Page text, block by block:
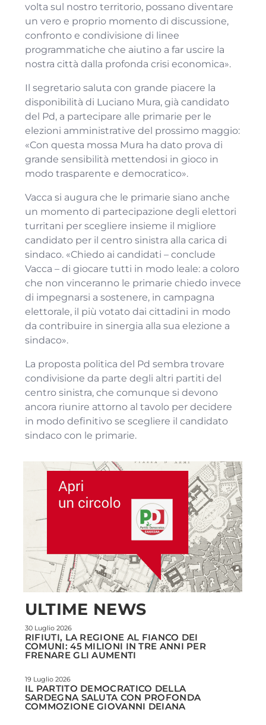
volta sul nostro territorio, possano diventare
un vero e proprio momento di discussione,
confronto e condivisione di linee
programmatiche che aiutino a far uscire la
nostra città dalla profonda crisi economica».
Il segretario saluta con grande piacere la
disponibilità di Luciano Mura, già candidato
del Pd, a partecipare alle primarie per le
elezioni amministrative del prossimo maggio:
«Con questa mossa Mura ha dato prova di
grande sensibilità mettendosi in gioco in
modo trasparente e democratico».
Vacca si augura che le primarie siano anche
un momento di partecipazione degli elettori
turritani per scegliere insieme il migliore
candidato per il centro sinistra alla carica di
sindaco. «Chiedo ai candidati – conclude
Vacca – di giocare tutti in modo leale: a coloro
che non vinceranno le primarie chiedo invece
di impegnarsi a sostenere, in campagna
elettorale, il più votato dai cittadini in modo
da contribuire in sinergia alla sua elezione a
sindaco».
La proposta politica del Pd sembra trovare
condivisione da parte degli altri partiti del
centro sinistra, che comunque si devono
ancora riunire attorno al tavolo per decidere
in modo definitivo se scegliere il candidato
sindaco con le primarie.
ULTIME NEWS
30 Luglio 2026
RIFIUTI, LA REGIONE AL FIANCO DEI
COMUNI: 45 MILIONI IN TRE ANNI PER
FRENARE GLI AUMENTI
19 Luglio 2026
IL PARTITO DEMOCRATICO DELLA
SARDEGNA SALUTA CON PROFONDA
COMMOZIONE GIOVANNI DEIANA